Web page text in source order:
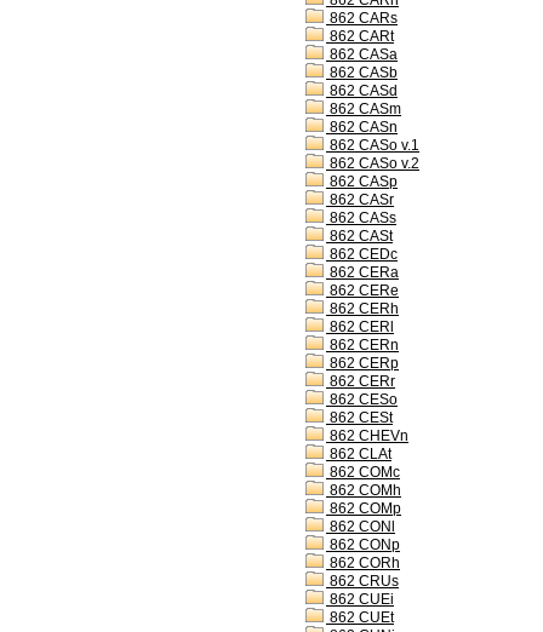
862 CARs
862 CARt
862 CASa
862 CASb
862 CASd
862 CASm
862 CASn
862 CASo v.1
862 CASo v.2
862 CASp
862 CASr
862 CASs
862 CASt
862 CEDc
862 CERa
862 CERe
862 CERh
862 CERl
862 CERn
862 CERp
862 CERr
862 CESo
862 CESt
862 CHEVn
862 CLAt
862 COMc
862 COMh
862 COMp
862 CONl
862 CONp
862 CORh
862 CRUs
862 CUEi
862 CUEt